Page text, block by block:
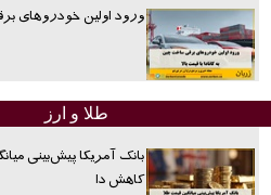
ورود اولین خودروهای
طلا و ارز
کاهش دا